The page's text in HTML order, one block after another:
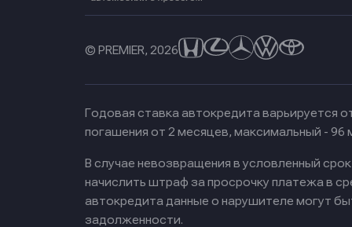
© PREMIER, 2026
Годовая ставка автокредита варьируется
погашения от 2 месяцев, максимальный - 96
В случае невозвращения в условленный
начислить штраф за просрочку платежа в
автокредита данные о нарушителе могут
задолженности.